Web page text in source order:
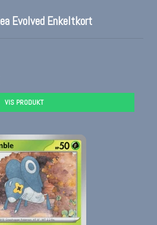
Evolved Enkeltkort
VIS PRODUKT